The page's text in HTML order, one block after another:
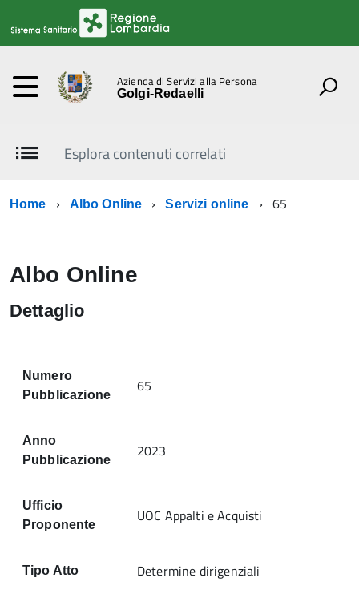
Azienda di Servizi alla Persona
Golgi-Redaelli
Esplora contenuti correlati
Home Albo Online Servizi online 65
Albo Online
Dettaglio
Numero
Pubblicazione
65
Anno
Pubblicazione
2023
Ufficio
Proponente
UOC Appalti e Acquisti
Tipo Atto Determine dirigenziali